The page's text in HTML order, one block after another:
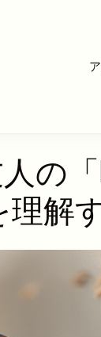
の
理解